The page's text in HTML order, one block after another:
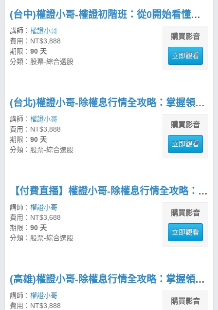
(台中)權證小哥-權證初階班：從0開始看懂權證，建立挑選與避雷能力
講師： 權證小哥
費用：NT$3,888
期限： 90 天
分類：股票-綜合選股
購買影音
立即觀看
(台北)權證小哥-除權息行情全攻略：掌握領息與價差的實戰策略
講師： 權證小哥
費用：NT$3,888
期限： 90 天
分類：股票-綜合選股
購買影音
立即觀看
【付費直播】權證小哥-除權息行情全攻略：掌握領息與價差的實戰策略
講師： 權證小哥
費用：NT$3,688
期限： 90 天
分類：股票-綜合選股
購買影音
立即觀看
(高雄)權證小哥-除權息行情全攻略：掌握領息與價差的實戰策略
講師： 權證小哥
費用：NT$3,888
購買影音